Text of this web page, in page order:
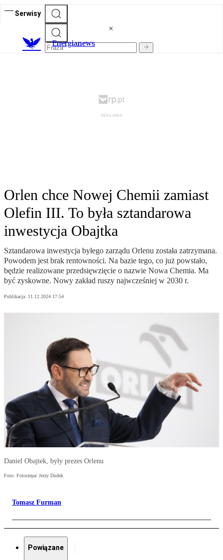
Serwisy
Energianews
Orlen chce Nowej Chemii zamiast
Olefin III. To była sztandarowa
inwestycja Obajtka
Sztandarowa inwestycja byłego zarządu Orlenu została zatrzymana.
Powodem jest brak rentowności. Na bazie tego, co już powstało,
będzie realizowane przedsięwzięcie o nazwie Nowa Chemia. Ma
być zyskowne. Nowy zakład ruszy najwcześniej w 2030 r.
Publikacja: 11.12.2024 17:54
Daniel Obajtek, były prezes Orlenu
Foto: Fotorzepa/ Jerzy Dudek
Tomasz Furman
Powiązane